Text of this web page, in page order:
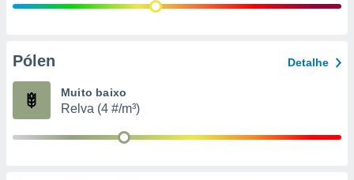
Pólen Detalhe
Muito baixo
Relva (4 #/m³)